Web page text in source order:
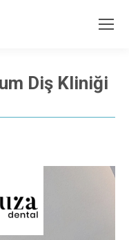
Diş Kliniği